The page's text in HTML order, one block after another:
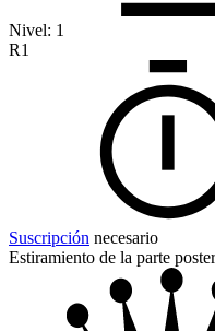
Nivel: 1
R1
Suscripción necesario
Estiramiento de la parte